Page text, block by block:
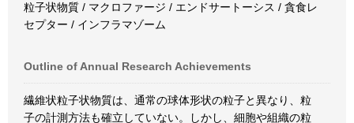
粒子状物質 / マクロファージ / エンドサートーシス / 貪食レ
セプター / インフラマゾーム
Outline of Annual Research Achievements
繊維状粒子状物質は、通常の球体形状の粒子と異なり、粒
子の計測方法も確立していない。しかし、細胞や組織の粒